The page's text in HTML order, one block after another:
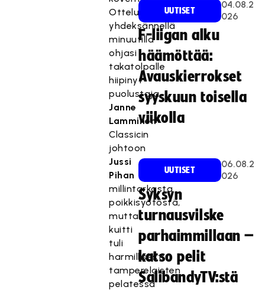
Ottelun
yhdeksännellä
minuutilla
ohjasi
takatolpalle
hiipinyt
puolustaja
Janne
Lamminen
Classicin
johtoon
Jussi
Pihan
millintarkasta
poikkisyötöstä,
mutta
kuitti
tuli
harmillisesti
tamperelaisten
pelatessa
UUTISET
04.08.2
026
F-liigan alku
häämöttää:
Avauskierrokset
syyskuun toisella
viikolla
UUTISET
06.08.2
026
Syksyn
turnausvilske
parhaimmillaan –
katso pelit
SalibandyTV:stä